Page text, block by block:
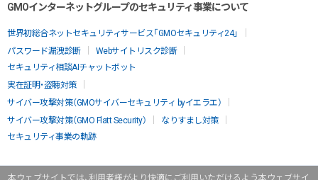
本ウェブサイトでは、利用者様がより快適にご利用いただけるよう本ウェブサイ
GMOインターネットグループのセキュリティ事業について
世界初総合ネットセキュリティサービス「GMOセキュリティ24」
パスワード漏洩診断
Webサイトリスク診断
セキュリティ相談AIチャットボット
実在証明・盗聴対策
サイバー攻撃対策（GMOサイバーセキュリティ byイエラエ）
サイバー攻撃対策（GMO Flatt Security）
なりすまし対策
セキュリティ事業の軌跡